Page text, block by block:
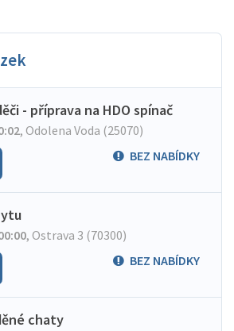
- příprava na HDO spínač
, Odolena Voda (25070)
BEZ NABÍDKY
, Ostrava 3 (70300)
BEZ NABÍDKY
chaty